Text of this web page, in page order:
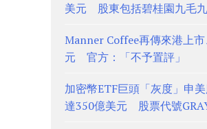
美元 股東包括碧桂園九毛九
Manner Coffee再傳來港上
元 官方：「不予置評」
加密幣ETF巨頭「灰度」申
達350億美元 股票代號